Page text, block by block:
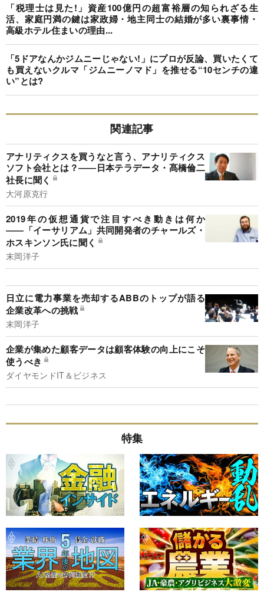
「税理士は見た!」資産100億円の超富裕層の知られざる生
活、家庭円満の鍵は家政婦・地主同士の結婚が多い裏事情・
高級ホテル住まいの理由...
「5ドアなんかジムニーじゃない!」にプロが反論、買いたくて
も買えないクルマ「ジムニーノマド」を推せる“10センチの違
い”とは?
関連記事
アナリティクスを買うなと言う、アナリティクス
ソフト会社とは？――日本テラデータ・髙橋倫二
社長に聞く
大河原克行
2019年の仮想通貨で注目すべき動きは何か
――「イーサリアム」共同開発者のチャールズ・
ホスキンソン氏に聞く
末岡洋子
日立に電力事業を売却するABBのトップが語る
企業改革への挑戦
末岡洋子
企業が集めた顧客データは顧客体験の向上にこそ
使うべき
ダイヤモンドIT＆ビジネス
特集